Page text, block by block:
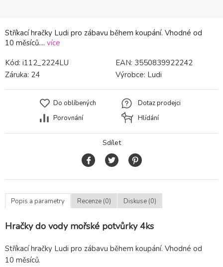
Stříkací hračky Ludi pro zábavu během koupání. Vhodné od
10 měsíců.... více
Kód: i112_2224LU EAN: 3550839922242
Záruka: 24 Výrobce: Ludi
Do oblíbených
Porovnání
Dotaz prodejci
Hlídání
Sdílet
Popis a parametry Recenze (0) Diskuse (0)
Hračky do vody mořské potvůrky 4ks
Stříkací hračky Ludi pro zábavu během koupání. Vhodné od
10 měsíců.